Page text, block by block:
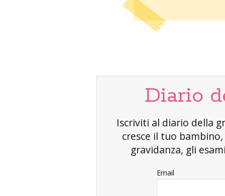
Diario
Iscriviti al diario della
cresce il tuo
gravidanza, gli
Email